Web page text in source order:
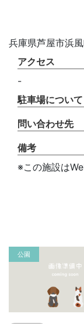
兵庫県芦屋市浜
アクセス
-
駐車場について
問い合わせ先
備考
※この施設は
公園